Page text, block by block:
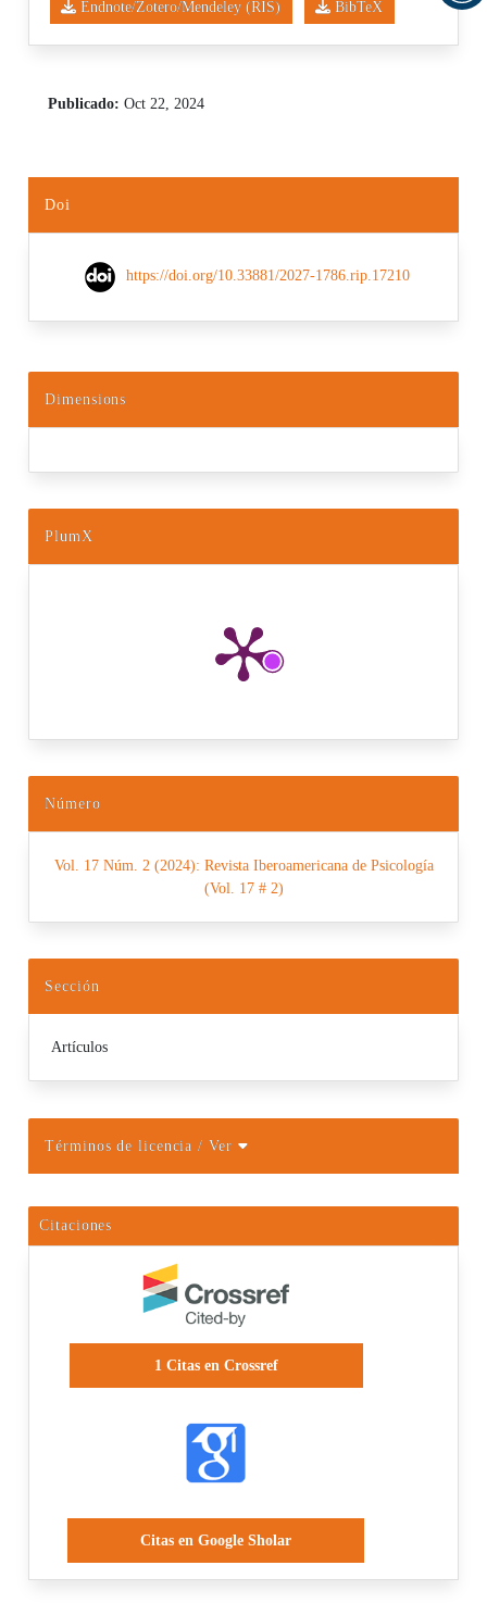
Endnote/Zotero/Mendeley (RIS) BibTeX
Publicado: Oct 22, 2024
Doi
https://doi.org/10.33881/2027-1786.rip.17210
Dimensions
PlumX
Número
Vol. 17 Núm. 2 (2024): Revista Iberoamericana de Psicología
(Vol. 17 # 2)
Sección
Artículos
Términos de licencia/ Ver
Citaciones
1Citas en Crossref
Citas en Google Sholar